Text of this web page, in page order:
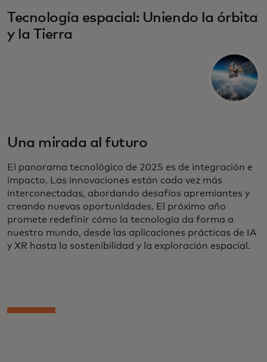
Tecnología espacial: Uniendo la órbita
y la Tierra
Una mirada al futuro
El panorama tecnológico de 2025 es de integración e
impacto. Las innovaciones están cada vez más
interconectadas, abordando desafíos apremiantes y
creando nuevas oportunidades. El próximo año
promete redefinir cómo la tecnología da forma a
nuestro mundo, desde las aplicaciones prácticas de IA
y XR hasta la sostenibilidad y la exploración espacial.